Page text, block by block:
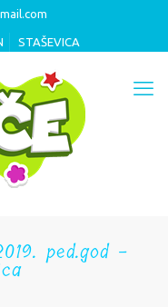
STAŠEVICA
ped.god -